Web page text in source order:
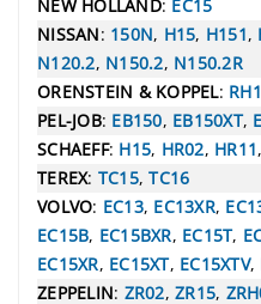
NEW HOLLAND: EC15
NISSAN: 150N, H15, H151,
N120.2, N150.2, N150.2R
ORENSTEIN & KOPPEL:
PEL-JOB: EB150, EB150XT,
SCHAEFF: H15, HR02, HR11,
TEREX: TC15,TC16
VOLVO: EC13, EC13XR,
EC15B, EC15BXR, EC15T,
EC15XR, EC15XT, EC15XTV,
ZEPPELIN: ZR02, ZR15,